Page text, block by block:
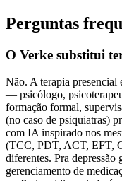
Perguntas
O Verke substitui
Não. A terapia
— psicólogo,
formação formal,
(no caso de psiquiatras)
com IA inspirado nos
(TCC, PDT, ACT, EFT,
diferentes. Pra depressão
gerenciamento de